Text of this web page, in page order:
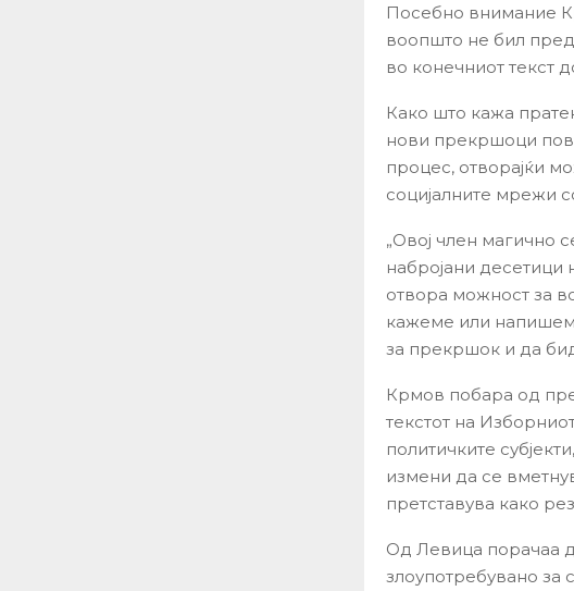
Посебно внимание
воопшто не бил
во конечниот текст
Како што кажа
нови прекршоци
процес, отворајќи
социјалните мрежи
„Овој член магично
набројани
отвора можност за
кажеме или
за прекршок и да
Крмов побара од
текстот на
политичките
измени да се
претставува како
Од Левица порачаа
злоупотребувано за